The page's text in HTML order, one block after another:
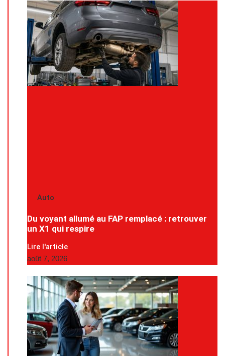
Auto
Du voyant allumé au FAP remplacé : retrouver
un X1 qui respire
Lire l'article
août 7, 2026